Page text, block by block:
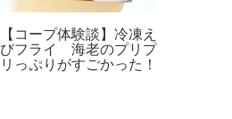
【コープ体験談】冷凍え
びフライ 海老のプリプ
リっぷりがすごかった！